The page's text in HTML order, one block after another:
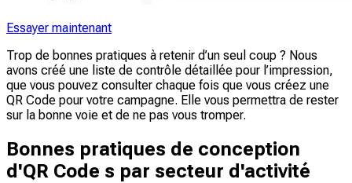
Essayer maintenant
Trop de bonnes pratiques à retenir d’un seul coup ? Nous
avons créé une liste de contrôle détaillée pour l’impression,
que vous pouvez consulter chaque fois que vous créez une
QR Code pour votre campagne. Elle vous permettra de rester
sur la bonne voie et de ne pas vous tromper.
Bonnes pratiques de conception
d'QR Code s par secteur d'activité